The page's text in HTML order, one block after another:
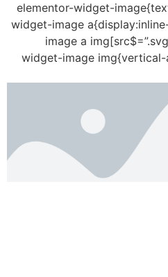
.elementor-widget-
widget-image
image a
widget-image